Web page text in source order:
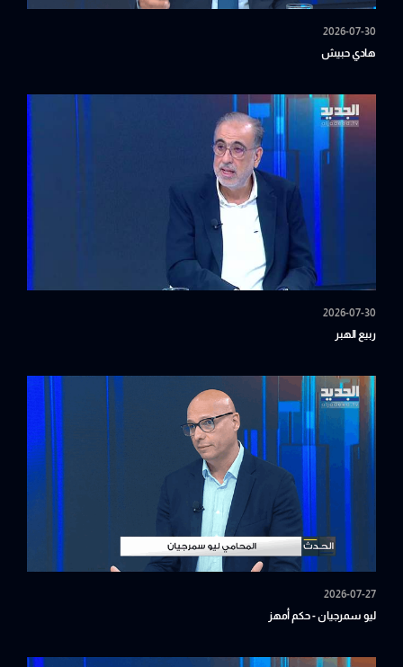
2026-07-30
هادي حبيش
2026-07-30
ربيع الهبر
2026-07-27
ليو سمرجيان - حكم أمهز